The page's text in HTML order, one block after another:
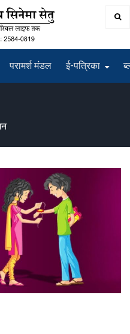
परामर्श मंडल ई-पत्रिका